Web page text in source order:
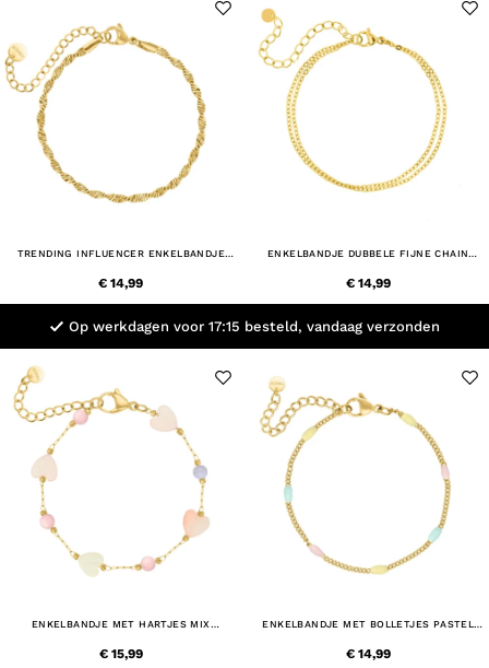
TRENDING INFLUENCER ENKELBANDJE
€ 14,99
ENKELBANDJE DUBBELE FIJNE CHAIN
€ 14,99
Op werkdagen voor 17:15 besteld, vandaag verzonden
ENKELBANDJE MET HARTJES MIX
€ 15,99
ENKELBANDJE MET BOLLETJES PASTEL
€ 14,99